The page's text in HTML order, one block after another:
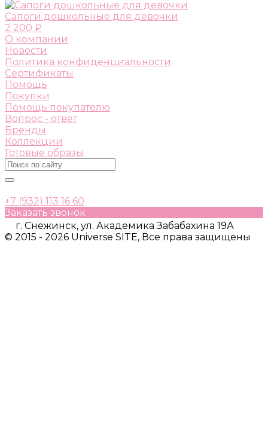
Сапоги дошкольные для девочки
2 200 ₽
О компании
Новости
Политика конфиденциальности
Сертификаты
Помощь
Покупки
Помощь покупателю
Вопрос - ответ
Бренды
Коллекции
Готовые образы
+7 (932) 113 16 60
Заказать звонок
г. Снежинск, ул. Академика Забабахина 19А
© 2015 - 2026 Universe SITE, Все права защищены